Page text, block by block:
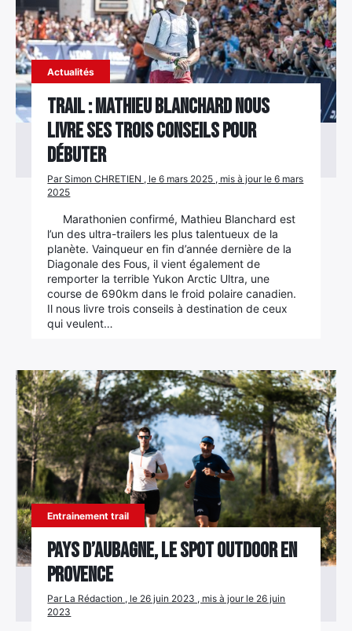
Actualités
Trail : Mathieu Blanchard nous
livre ses trois conseils pour
débuter
Par Simon CHRETIEN , le 6 mars 2025 , mis à jour le 6 mars
2025
Marathonien confirmé, Mathieu Blanchard est
l’un des ultra-trailers les plus talentueux de la
planète. Vainqueur en fin d’année dernière de la
Diagonale des Fous, il vient également de
remporter la terrible Yukon Arctic Ultra, une
course de 690km dans le froid polaire canadien.
Il nous livre trois conseils à destination de ceux
qui veulent…
Entrainement trail
Pays d’Aubagne, le spot outdoor en
Provence
Par La Rédaction , le 26 juin 2023 , mis à jour le 26 juin
2023